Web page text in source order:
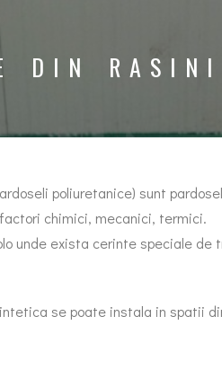
DIN
poliuretanice) sunt
chimici, mecanici, termici.
unde exista cerinte speciale de
se poate instala in spatii